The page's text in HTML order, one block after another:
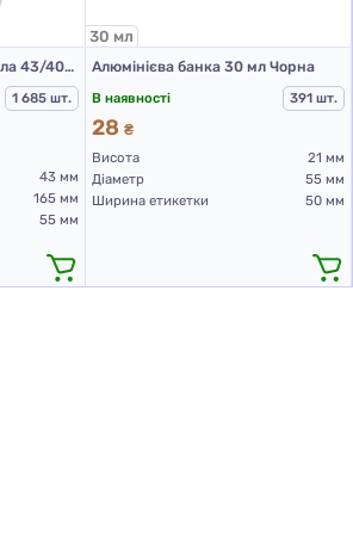
Пляшка BMP 004-200 біла 43/400 (ПІНКА)
1 685 шт.
43 мм
165 мм
55 мм
30 мл
Алюмінієва банка 30 мл Чорна
В наявності
391 шт.
28 ₴
Висота
21 мм
Діаметр
55 мм
Ширина етикетки
50 мм